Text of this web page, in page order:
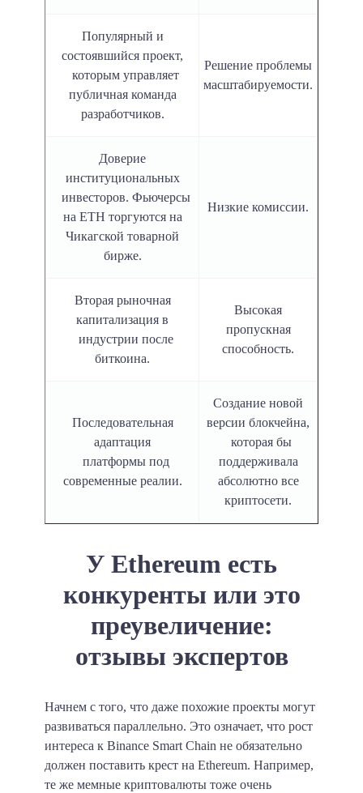
Популярный и
состоявшийся проект,
которым управляет
публичная команда
разработчиков.
Решение проблемы
масштабируемости.
Доверие
институциональных
инвесторов. Фьючерсы
на ETH торгуются на
Чикагской товарной
бирже.
Низкие комиссии.
Вторая рыночная
капитализация в
индустрии после
биткоина.
Высокая
пропускная
способность.
Последовательная
адаптация
платформы под
современные реалии.
Создание новой
версии блокчейна,
которая бы
поддерживала
абсолютно все
криптосети.
У Ethereum есть
конкуренты или это
преувеличение:
отзывы экспертов
Начнем с того, что даже похожие проекты могут
развиваться параллельно. Это означает, что рост
интереса к Binance Smart Chain не обязательно
должен поставить крест на Ethereum. Например,
те же мемные криптовалюты тоже очень